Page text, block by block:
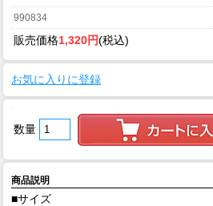
990834
販売価格1,320円(税込)
お気に入りに登録
数量
商品説明
■サイズ